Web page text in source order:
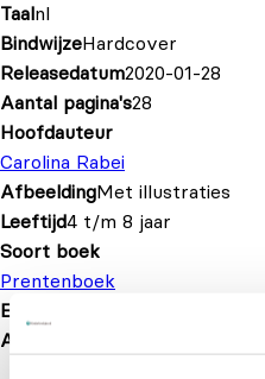
Taalnl
BindwijzeHardcover
Releasedatum2020-01-28
Aantal pagina's28
Hoofdauteur
Carolina Rabei
AfbeeldingMet illustraties
Leeftijd4 t/m 8 jaar
Soort boek
Prentenboek
EAN
Afmetingen